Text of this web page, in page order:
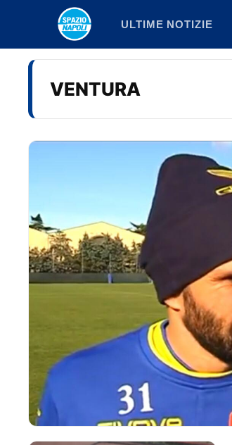
ULTIME NOTIZIE
VENTURA